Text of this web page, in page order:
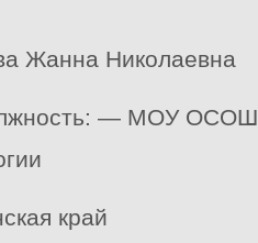
Жанна Николаевна
— МОУ ОСОШ
край